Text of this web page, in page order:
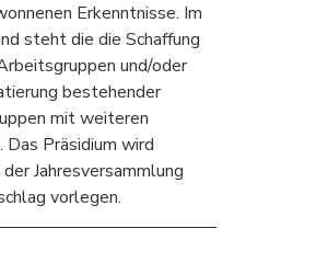
Erkenntnisse. Im
steht die die Schaffung
und/oder
bestehender
mit weiteren
Das Präsidium wird
Jahresversammlung
vorlegen.